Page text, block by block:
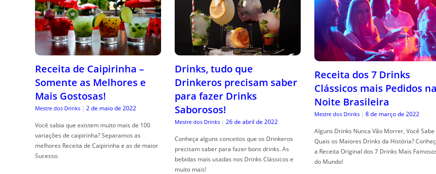
Receita de Caipirinha –
Somente as Melhores e
Mais Gostosas!
Mestre dos Drinks | 2 de maio de 2022
Você sabia que existem muito mais de 100
variações de caipirinha? Separamos as
melhores Receita de Caipirinha e as de maior
Sucesso.
Drinks, tudo que
Drinkeros precisam saber
para fazer Drinks
Saborosos!
Mestre dos Drinks | 26 de abril de 2022
Conheça alguns conceitos que os Drinkeros
precisam saber para fazer bons drinks. As
bebidas mais usadas nos Drinks Clássicos e
muito mais!
Receita dos 7 Drinks
Clássicos mais Pedidos
Noite Brasileira
Mestre dos Drinks | 8 de março de 2022
Alguns Drinks Nunca Vão Morrer, Você Sabe
Quais os Maiores Drinks da História?
a Receita Original dos 7 Drinks Mais
do Mundo!